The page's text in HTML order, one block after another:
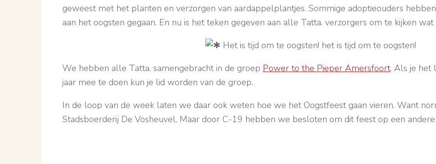
geweest met het planten en verzorgen van aardappelplantjes. Sommige adoptieouders
aan het oogsten gegaan. En nu is het teken gegeven aan alle Tatta. verzorgers om te kijken wat
We hebben alle Tatta. samengebracht in de groep Power to the Pieper Amersfoort. Als je het
jaar mee te doen kun je lid worden van de groep.
In de loop van de week laten we daar ook weten hoe we het Oogstfeest gaan vieren. Want
Stadsboerderij De Vosheuvel. Maar door C-19 hebben we besloten om dit feest op een